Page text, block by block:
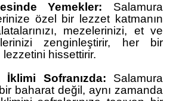
Yemekler: Salamura
özel bir lezzet katmanın
mezelerinizi, et ve
zenginleştirir, her bir
lezzetini hissettirir.
İklimi Sofranızda: Salamura
baharat değil, aynı zamanda